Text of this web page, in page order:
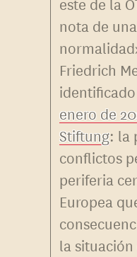
nota de
Friedrich
enero de
Stiftung: la
conflictos
periferia
Europea
la